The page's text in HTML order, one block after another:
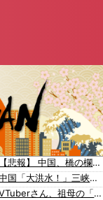
【悲報】 中国、橋の欄干が強風一発で粉々に 鉄筋ゼロ 当局「接着剤でくっつけただけ」「正常で、品質問題はない」
中国「大洪水！」三峡ダム「9門開放！（全力放流」中国都市「三峡沿線の道路水没」中国政府「高速道路封鎖！」中国ダム「緊急放流に合わせて開門（土砂崩れ発生」→
VTuberさん、祖母の「家族だけの一日葬」をした結果ｗｗｗｗｗｗｗ